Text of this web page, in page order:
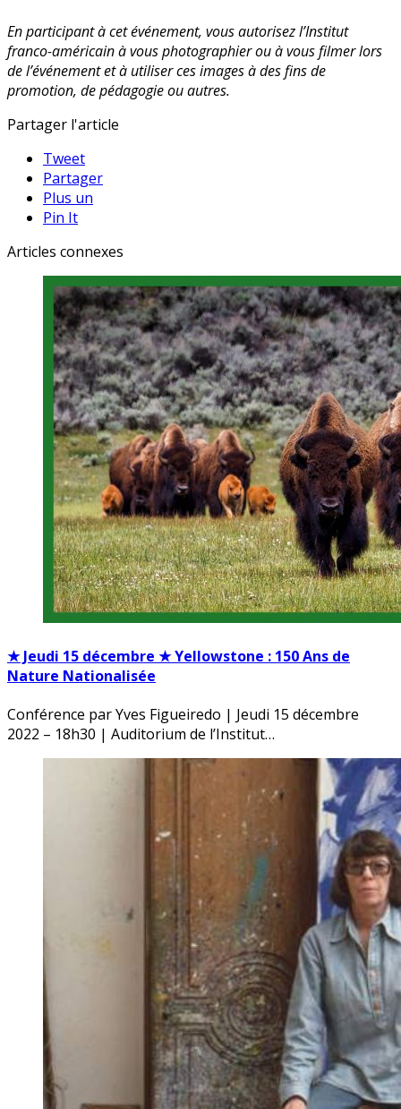
En participant à cet événement, vous autorisez l’Institut
franco-américain à vous photographier ou à vous filmer lors
de l’événement et à utiliser ces images à des fins de
promotion, de pédagogie ou autres.
Partager l'article
Tweet
Partager
Plus un
Pin It
Articles connexes
★ Jeudi 15 décembre ★ Yellowstone : 150 Ans de
Nature Nationalisée
Conférence par Yves Figueiredo | Jeudi 15 décembre
2022 – 18h30 | Auditorium de l’Institut…